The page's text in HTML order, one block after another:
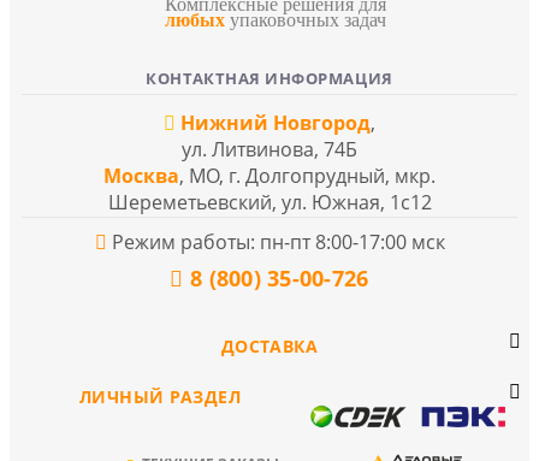
Комплексные решения для
любых упаковочных задач
КОНТАКТНАЯ ИНФОРМАЦИЯ
Нижний Новгород,
ул. Литвинова, 74Б
Москва, МО, г. Долгопрудный, мкр.
Шереметьевский, ул. Южная, 1с12
Режим работы: пн-пт 8:00-17:00 мск
8 (800) 35-00-726
ДОСТАВКА
ЛИЧНЫЙ РАЗДЕЛ